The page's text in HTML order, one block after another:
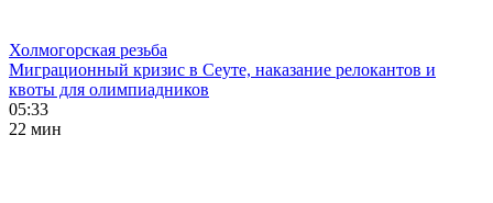
Холмогорская резьба
Миграционный кризис в Сеуте, наказание релокантов и
квоты для олимпиадников
05:33
22 мин